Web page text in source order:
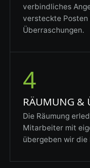
verbindliches
versteckte Posten
Überraschungen.
4
RÄUMUNG &
Die Räumung
Mitarbeiter mit
übergeben wir die